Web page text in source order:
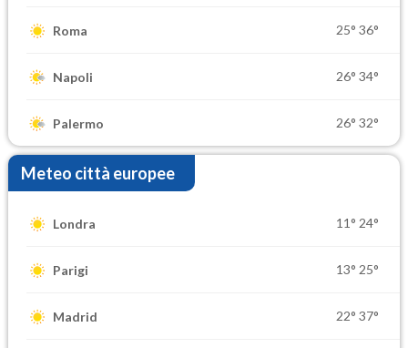
Roma 25° 36°
Napoli 26° 34°
Palermo 26° 32°
Meteo città europee
Londra 11° 24°
Parigi 13° 25°
Madrid 22° 37°